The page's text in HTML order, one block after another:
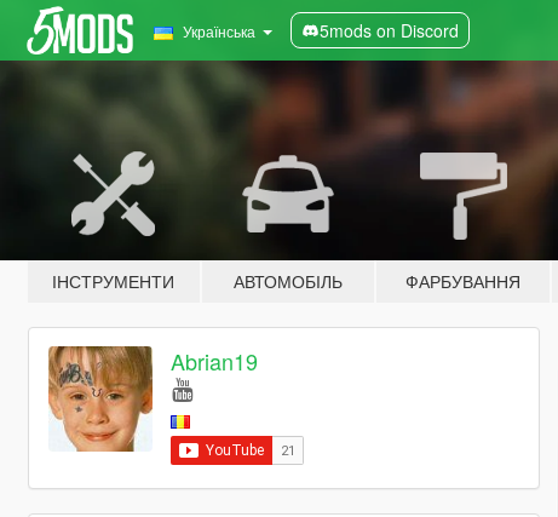
Українська 5mods on Discord
ІНСТРУМЕНТИ АВТОМОБІЛЬ ФАРБУВАННЯ
Abrian19